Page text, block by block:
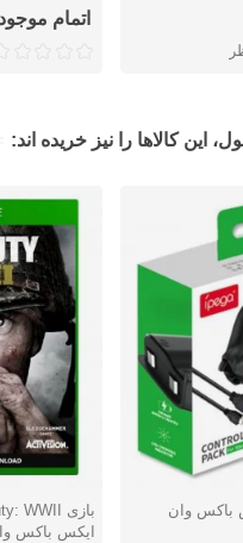
اتمام
این کالاها را نیز خریده اند:
باکس وان
دوست
ایکس باکس